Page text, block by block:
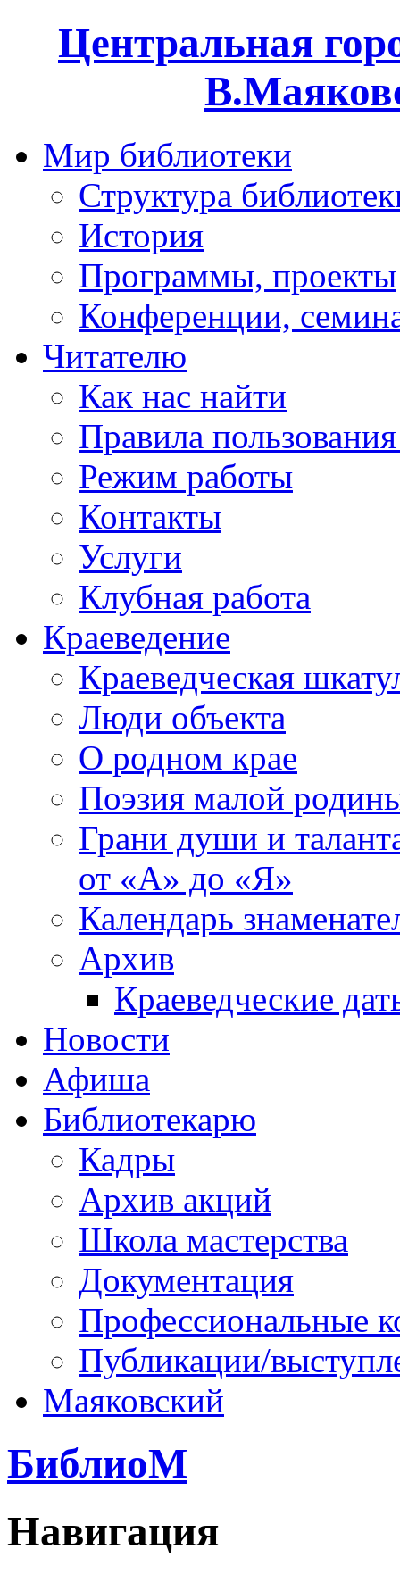
Центральная
Мир библиотеки
Структура
История
Программы, проекты
Конференции,
Читателю
Как нас найти
Правила
Режим работы
Контакты
Услуги
Клубная работа
Краеведение
Краеведческая
Люди объекта
О родном крае
Поэзия малой
Грани души и
от «А» до «Я»
Календарь
Архив
Краеведческие
Новости
Афиша
Библиотекарю
Кадры
Архив акций
Школа мастерства
Документация
Профессиональные
Публикации/
Маяковский
БиблиоМ
Навигация